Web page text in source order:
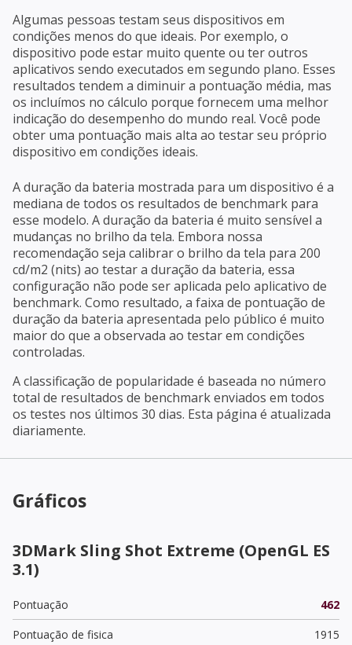
Algumas pessoas testam seus dispositivos em
condições menos do que ideais. Por exemplo, o
dispositivo pode estar muito quente ou ter outros
aplicativos sendo executados em segundo plano. Esses
resultados tendem a diminuir a pontuação média, mas
os incluímos no cálculo porque fornecem uma melhor
indicação do desempenho do mundo real. Você pode
obter uma pontuação mais alta ao testar seu próprio
dispositivo em condições ideais.
A duração da bateria mostrada para um dispositivo é a
mediana de todos os resultados de benchmark para
esse modelo. A duração da bateria é muito sensível a
mudanças no brilho da tela. Embora nossa
recomendação seja calibrar o brilho da tela para 200
cd/m2 (nits) ao testar a duração da bateria, essa
configuração não pode ser aplicada pelo aplicativo de
benchmark. Como resultado, a faixa de pontuação de
duração da bateria apresentada pelo público é muito
maior do que a observada ao testar em condições
controladas.
A classificação de popularidade é baseada no número
total de resultados de benchmark enviados em todos
os testes nos últimos 30 dias. Esta página é atualizada
diariamente.
Gráficos
3DMark Sling Shot Extreme (OpenGL ES
3.1)
Pontuação
462
Pontuação de fisica
1915